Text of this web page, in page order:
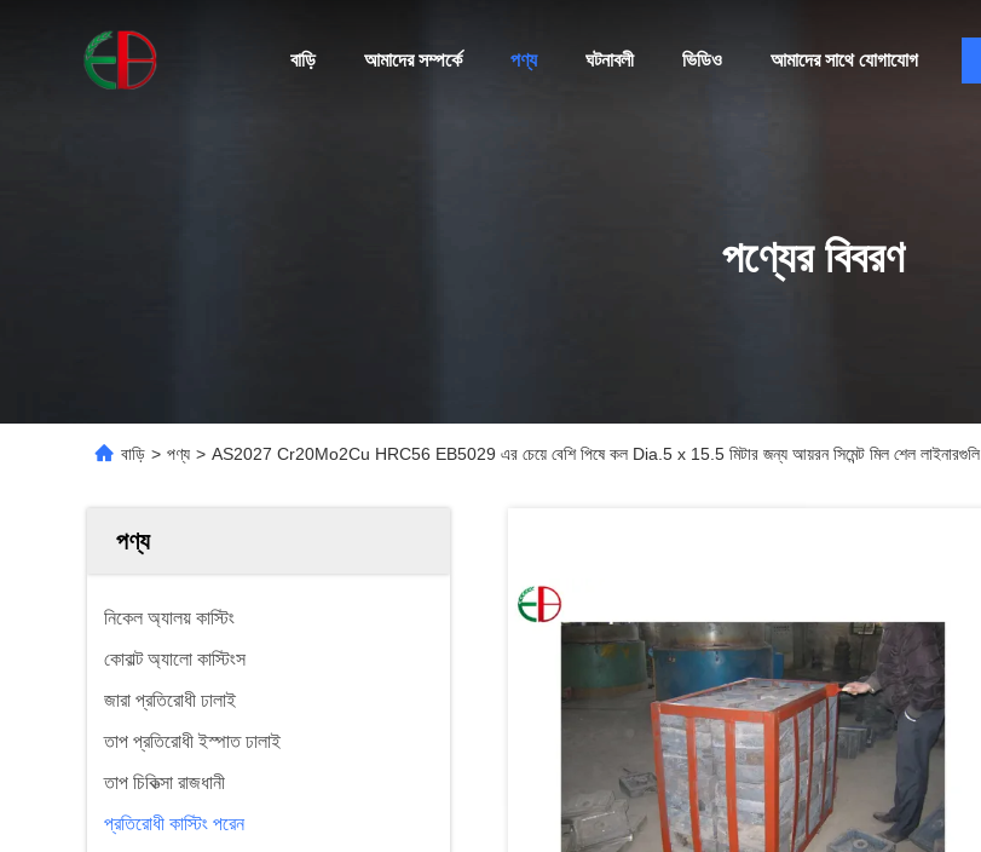
বাড়ি আমাদের সম্পর্কে পণ্য ঘটনাবলী ভিডিও আমাদের সাথে যোগাযোগ
পণ্যের বিবরণ
বাড়ি > পণ্য > AS2027 Cr20Mo2Cu HRC56 EB5029 এর চেয়ে বেশি পিষে কল Dia.5 x 15.5 মিটার জন্য আয়রন সিমেন্ট মিল শেল লাইনারগুলি
পণ্য
নিকেল অ্যালয় কাস্টিং
কোবাল্ট অ্যালো কাস্টিংস
জারা প্রতিরোধী ঢালাই
তাপ প্রতিরোধী ইস্পাত ঢালাই
তাপ চিকিত্সা রাজধানী
প্রতিরোধী কাস্টিং পরেন